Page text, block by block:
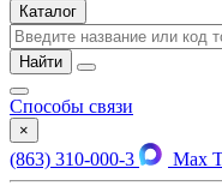
Каталог
Найти
Способы связи
×
(863) 310-000-3 Max